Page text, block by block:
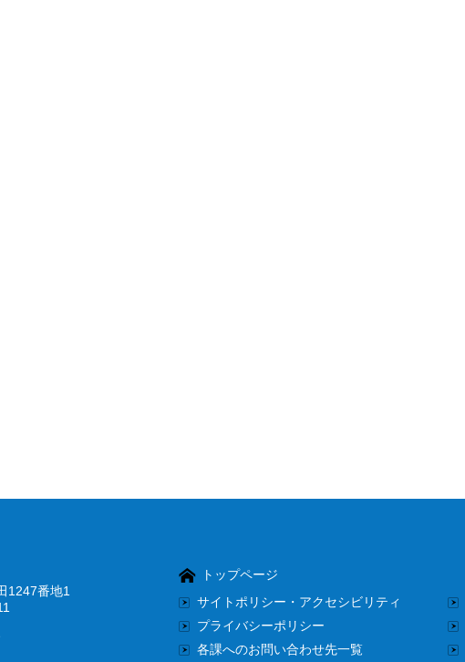
1247番地1
トップページ
サイトポリシー・アクセシビリティ
プライバシーポリシー
各課へのお問い合わせ先一覧